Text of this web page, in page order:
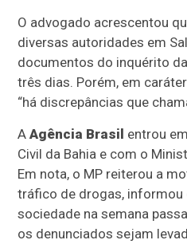
O advogado acrescentou
diversas autoridades em
documentos do inquérito
três dias. Porém, em
“há discrepâncias que
AAgência Brasil entrou
Civil da Bahia e com o
Em nota, o MP reiterou a
tráfico de drogas,
sociedade na semana
os denunciados sejam